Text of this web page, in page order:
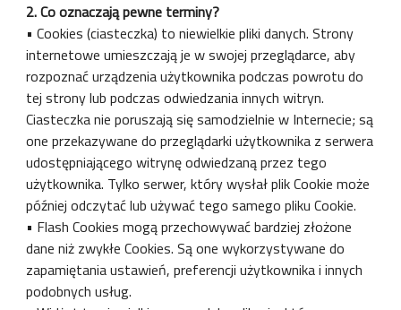
2. Co oznaczają pewne terminy?
• Cookies (ciasteczka) to niewielkie pliki danych. Strony
internetowe umieszczają je w swojej przeglądarce, aby
rozpoznać urządzenia użytkownika podczas powrotu do
tej strony lub podczas odwiedzania innych witryn.
Ciasteczka nie poruszają się samodzielnie w Internecie; są
one przekazywane do przeglądarki użytkownika z serwera
udostępniającego witrynę odwiedzaną przez tego
użytkownika. Tylko serwer, który wysłał plik Cookie może
później odczytać lub używać tego samego pliku Cookie.
• Flash Cookies mogą przechowywać bardziej złożone
dane niż zwykłe Cookies. Są one wykorzystywane do
zapamiętania ustawień, preferencji użytkownika i innych
podobnych usług.